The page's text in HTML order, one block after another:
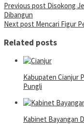
Post
navigation
Previous post Disokong
Dibangun
Next post Mencari Figur
Related posts
Kabupaten Cianjur
Pungli
Kabinet Bayangan